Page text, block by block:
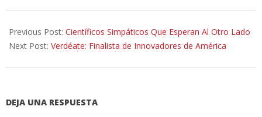
07-
10
Previous Post: Científicos Simpáticos Que Esperan Al Otro Lado
Next Post: Verdéate: Finalista de Innovadores de América
DEJA UNA RESPUESTA